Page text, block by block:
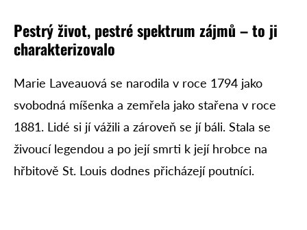
Pestrý život, pestré spektrum zájmů – to ji
charakterizovalo
Marie Laveauová se narodila v roce 1794 jako
svobodná míšenka a zemřela jako stařena v roce
1881. Lidé si jí vážili a zároveň se jí báli. Stala se
živoucí legendou a po její smrti k její hrobce na
hřbitově St. Louis dodnes přicházejí poutníci.